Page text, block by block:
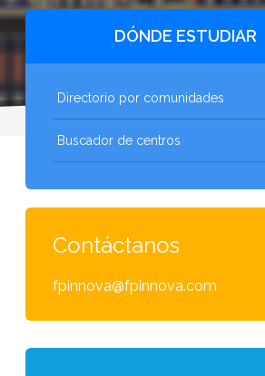
DÓNDE ESTUDIAR
Directorio por comunidades
Buscador de centros
Contáctanos
fpinnova@fpinnova.com